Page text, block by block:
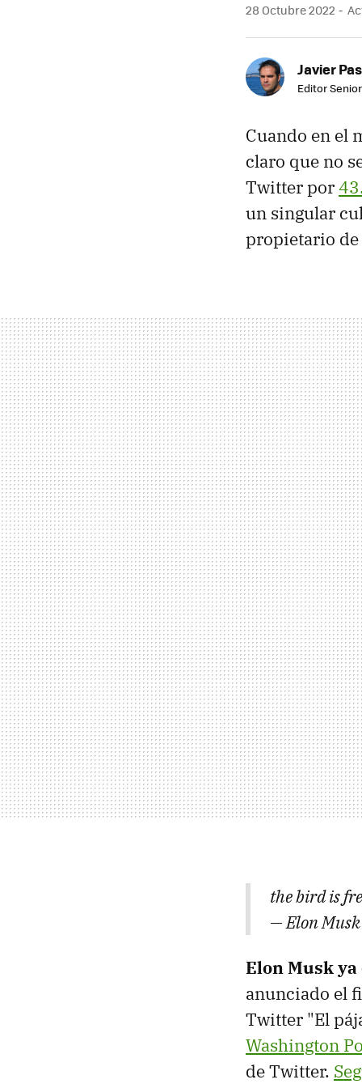
28 Octubre 2022
Javier
Editor
Cuando en el
claro que no
Twitter por
un singular
propietario
the bird is
— Elon
Elon Musk
anunciado el
Twitter "El
Washington
de Twitter.